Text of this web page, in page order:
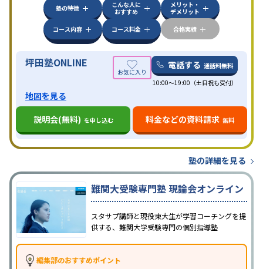
特徴
中高一貫校生に対応授業の振替可能 不登校生に対
学習にPC・タブレットを利用オンライン対応
科目から受講可能季節講習のみの受講可発達障害
の子どもに対応
塾の特徴
こんな人に
おすすめ
メリット・
デメリット
コース内容
コース料金 合格実績
坪田塾ONLINE 電話する 通話料無料
10:00～19:00（土日祝も受付）
地図を見る
説明会(無料) を申し込む 料金などの資料請求 無料
塾の詳細を見る
難関大受験専門塾 現論会オンライン
スタサプ講師と現役東大生が学習コーチングを提
供する、難関大学受験専門の個別指導塾
編集部のおすすめポイント